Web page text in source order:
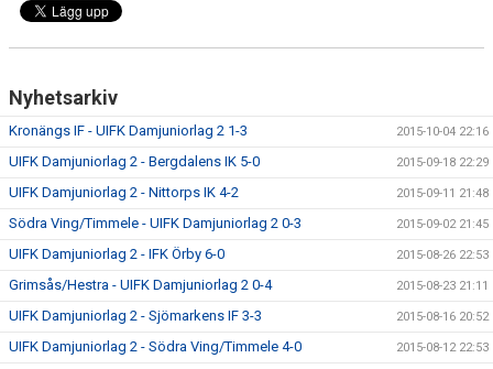
Nyhetsarkiv
Kronängs IF - UIFK Damjuniorlag 2 1-3 2015-10-04 22:16
UIFK Damjuniorlag 2 - Bergdalens IK 5-0 2015-09-18 22:29
UIFK Damjuniorlag 2 - Nittorps IK 4-2 2015-09-11 21:48
Södra Ving/Timmele - UIFK Damjuniorlag 2 0-3 2015-09-02 21:45
UIFK Damjuniorlag 2 - IFK Örby 6-0 2015-08-26 22:53
Grimsås/Hestra - UIFK Damjuniorlag 2 0-4 2015-08-23 21:11
UIFK Damjuniorlag 2 - Sjömarkens IF 3-3 2015-08-16 20:52
UIFK Damjuniorlag 2 - Södra Ving/Timmele 4-0 2015-08-12 22:53